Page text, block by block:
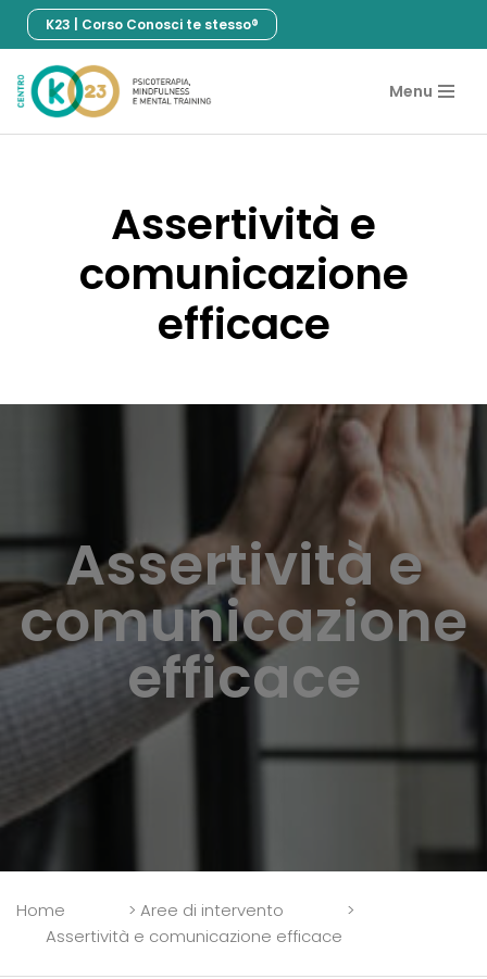
al
contenuto
K23 | Corso Conosci te stesso®
Menu
Assertività e
comunicazione
efficace
Assertività e
comunicazione
efficace
Home > Aree di intervento
>
Assertività e comunicazione efficace